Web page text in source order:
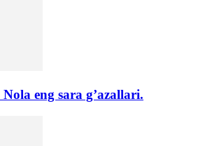
eng sara g’azallari.